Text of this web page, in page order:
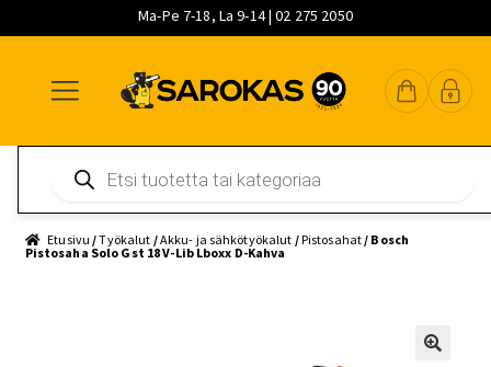
Ma-Pe 7-18, La 9-14 | 02 275 2050
navigointiin
sisältöön
pääsisältöön
search
Etusivu /Työkalut /Akku- ja sähkötyökalut /Pistosahat / Bosch
Pistosaha Solo Gst 18 V-Lib Lboxx D-Kahva